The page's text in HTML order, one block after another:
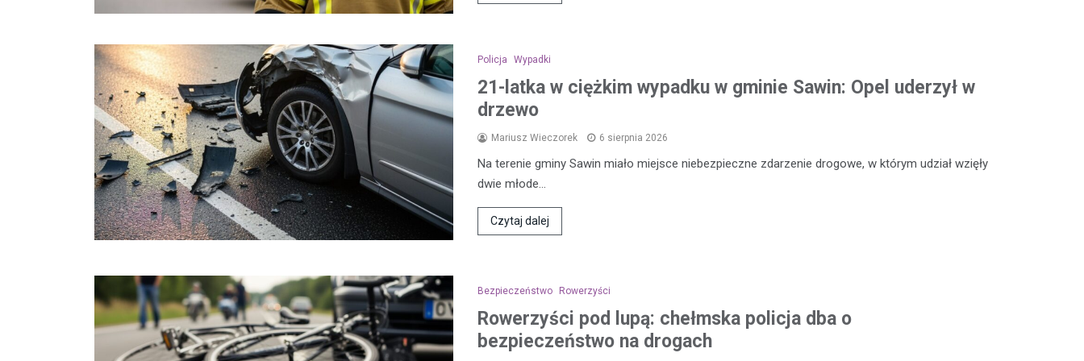
Policja Wypadki
21-latka w ciężkim wypadku w gminie Sawin: Opel uderzył w
drzewo
Mariusz Wieczorek 6 sierpnia 2026
Na terenie gminy Sawin miało miejsce niebezpieczne zdarzenie drogowe, w którym udział wzięły
dwie młode…
Czytaj dalej
Bezpieczeństwo Rowerzyści
Rowerzyści pod lupą: chełmska policja dba o
bezpieczeństwo na drogach